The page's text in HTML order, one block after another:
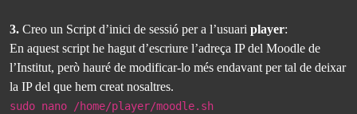
3. Creo un Script d’inici de sessió per a l’usuari player:
En aquest script he hagut d’escriure l’adreça IP del Moodle de
l’Institut, però hauré de modificar-lo més endavant per tal de deixar
la IP del que hem creat nosaltres.
sudo nano /home/player/moodle.sh